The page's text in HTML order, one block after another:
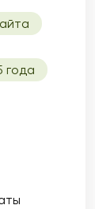
года